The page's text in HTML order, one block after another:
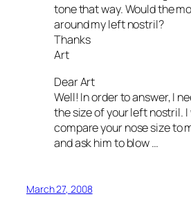
tone that way. Would the
around my left nostril?
Thanks
Art
Dear Art
Well! In order to answer, I
the size of your left nostril.
compare your nose size to
and ask him to blow …
March 27, 2008